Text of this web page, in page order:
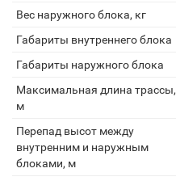
Вес наружного блока, кг
Габариты внутреннего блока
Габариты наружного блока
Максимальная длина трассы,
м
Перепад высот между
внутренним и наружным
блоками, м